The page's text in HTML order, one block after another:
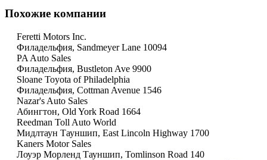
Похожие компании
Feretti Motors Inc.
Филадельфия, Sandmeyer Lane 10094
PA Auto Sales
Филадельфия, Bustleton Ave 9900
Sloane Toyota of Philadelphia
Филадельфия, Cottman Avenue 1546
Nazar's Auto Sales
Абингтон, Old York Road 1664
Reedman Toll Auto World
Мидлтаун Тауншип, East Lincoln Highway 1700
Kaners Motor Sales
Лоуэр Морленд Тауншип, Tomlinson Road 140